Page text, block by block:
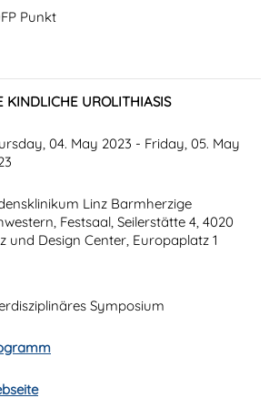
Punkt
KINDLICHE UROLITHIASIS
04. May 2023 - Friday, 05. May
Linz Barmherzige
Festsaal, Seilerstätte 4, 4020
und Design Center, Europaplatz 1
Symposium